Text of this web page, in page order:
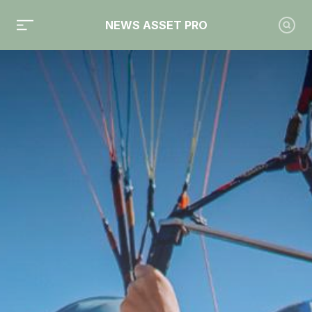
NEWS ASSET PRO
Toute l'actualité sur le tag "gestion d'actifs"